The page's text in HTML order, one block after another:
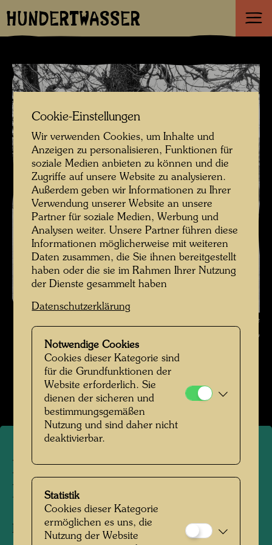
HUNDERTWASSER
Hundertwasser im Jardin du Luxembourg , Fotograf: Augustin Dumage
© Hundertwasser Archiv
Hundertwasser in den 1970er-Jahren
Bildergalerie öffnen
Hundertwasser im Jardin du
Luxembourg
Paris, 1970
Cookie-Einstellungen
Wir verwenden Cookies, um Inhalte und
Anzeigen zu personalisieren, Funktionen für
soziale Medien anbieten zu können und die
Zugriffe auf unsere Website zu analysieren.
Außerdem geben wir Informationen zu Ihrer
Verwendung unserer Website an unsere
Partner für soziale Medien, Werbung und
Analysen weiter. Unsere Partner führen diese
Informationen möglicherweise mit weiteren
Daten zusammen, die Sie ihnen bereitgestellt
haben oder die sie im Rahmen Ihrer Nutzung
der Dienste gesammelt haben
Datenschutzerklärung
Notwendige Cookies
Cookies dieser Kategorie sind
für die Grundfunktionen der
Website erforderlich. Sie
dienen der sicheren und
bestimmungsgemäßen
Nutzung und sind daher nicht
deaktivierbar.
Statistik
Cookies dieser Kategorie
ermöglichen es uns, die
Nutzung der Website